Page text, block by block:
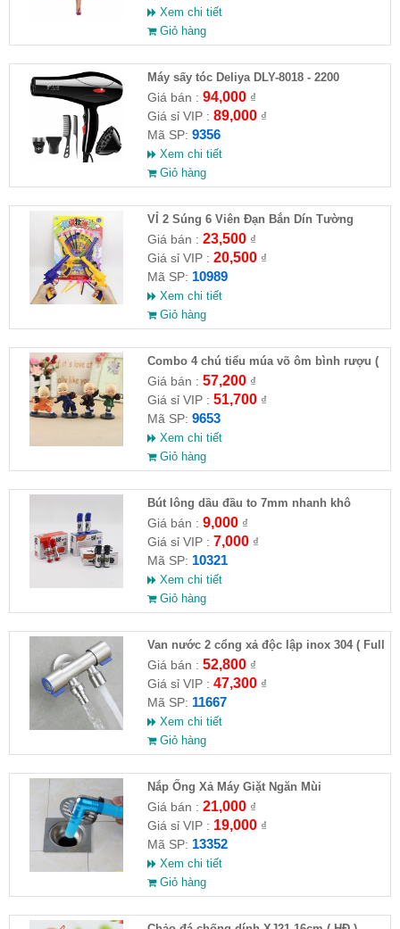
Xem chi tiết
Giỏ hàng
Máy sấy tóc Deliya DLY-8018 - 2200
Giá bán : 94,000₫
Giá sỉ VIP : 89,000₫
Mã SP: 9356
Xem chi tiết
Giỏ hàng
VỈ 2 Súng 6 Viên Đạn Bắn Dín Tường
Giá bán : 23,500₫
Giá sỉ VIP : 20,500₫
Mã SP: 10989
Xem chi tiết
Giỏ hàng
Combo 4 chú tiểu múa võ ôm bình rượu (
HĐ )
Giá bán : 57,200₫
Giá sỉ VIP : 51,700₫
Mã SP: 9653
Xem chi tiết
Giỏ hàng
Bút lông dầu đầu to 7mm nhanh khô
Giá bán : 9,000₫
Giá sỉ VIP : 7,000₫
Mã SP: 10321
Xem chi tiết
Giỏ hàng
Van nước 2 cổng xả độc lập inox 304 ( Full
VAT )
Giá bán : 52,800₫
Giá sỉ VIP : 47,300₫
Mã SP: 11667
Xem chi tiết
Giỏ hàng
Nắp Ống Xả Máy Giặt Ngăn Mùi
Giá bán : 21,000₫
Giá sỉ VIP : 19,000₫
Mã SP: 13352
Xem chi tiết
Giỏ hàng